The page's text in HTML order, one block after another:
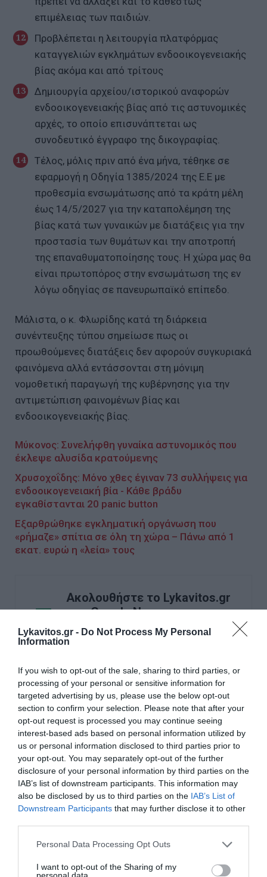
Lykavitos.gr - Do Not Process My Personal
Information
If you wish to opt-out of the sale, sharing to third parties, or
processing of your personal or sensitive information for
targeted advertising by us, please use the below opt-out
section to confirm your selection. Please note that after your
opt-out request is processed you may continue seeing
interest-based ads based on personal information utilized by
us or personal information disclosed to third parties prior to
your opt-out. You may separately opt-out of the further
disclosure of your personal information by third parties on the
IAB’s list of downstream participants. This information may
also be disclosed by us to third parties on the IAB’s List of
Downstream Participants that may further disclose it to other
Please note that this website/app uses one or more Google
not limited to your visit or usage behaviour. You may click to
Personal Data Processing Opt Outs
I want to opt-out of the Sharing of my
personal data.
επιμέλειας των παιδιών.
Προβλέπεται η λειτουργία πλατφόρμας
καταγγελιών εγκλημάτων ενδοοικογενειακής
βίας ακόμα και από τρίτους
Δημιουργία αρχείου/ιστορικού αναφορών
ενδοοικογενειακής βίας από τις αστυνομικές
αρχές, το οποίο επισυνάπτεται ως
συνοδευτικό έγγραφο της δικογραφίας.
Τέλος, μόλις πριν από ένα μήνα, τέθηκε σε
εφαρμογή η Οδηγία 1385/2024 της Ε.Ε με
προθεσμία ενσωμάτωσης από τα κράτη μέλη
έως 14/5/2027 για την καταπολέμηση της
βίας κατά των γυναικών με διατάξεις για την
προστασία των θυμάτων και την αποτροπή
της επαναθυματοποίησης τους. Η χώρα μας θα
είναι πρωτοπόρος στην ενσωμάτωση της εν
λόγω οδηγίας σε πανευρωπαϊκό επίπεδο.
Μάλιστα, ο κ. Φλωρίδης κατά τη διάρκεια
συνέντευξης τύπου σημείωσε πως οι
προωθούμενες διατάξεις δεν αφορούν συγκυριακά
φαινόμενα αλλά εντάσσονται στη μόνιμη
νομοθετική παραγωγή της κυβέρνησης για την
αντιμετώπιση φαινομένων βίας και
ενδοοικογενειακής βίας.
Μύκονος: Συνελήφθη γυναίκα αστυνομικός που
έκλεψε αλυσίδα κρατούμενης
Χρυσοχοΐδης: Μόνο χθες έγιναν 73 συλλήψεις για
ενδοοικογενειακή βία - Κάθε βράδυ
εγκαθίστανται 20 panic button
Εξαρθρώθηκε εγκληματική οργάνωση που
«ρήμαζε» σπίτια σε όλη τη χώρα – Πάνω από 1
εκατ. ευρώ η «λεία» τους
Ακολουθήστε το Lykavitos.gr
στο Google News
και μάθετε πρώτοι όλες τις
ειδήσεις
Ροή ειδήσεων
Δυτική Αττική: Αντιδιαβρωτικά έργα πριν τις
φθινοπωρινές βροχές – Η επόμενη ημέρα μετά τη μεγάλη
φωτιά
Άνδρος: Το καταπράσινο διαμάντι των Κυκλάδων που
μαγεύει κάθε επισκέπτη
Αμαζόνιος: Στο χαμηλότερο επίπεδο δεκαετίας η
ΑΑΔΕ: Άνοιξε ξανά η πλατφόρμα myAGRO για την Ενιαία